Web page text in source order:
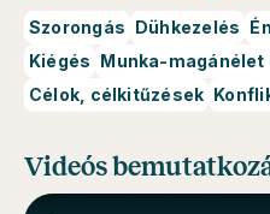
Szorongás Dühkezelés
Kiégés Munka-magánélet
Célok, célkitűzések
Videós